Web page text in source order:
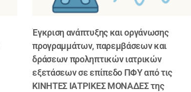
Έγκριση ανάπτυξης και οργάνωσης
προγραμμάτων, παρεμβάσεων και
δράσεων προληπτικών ιατρικών
εξετάσεων σε επίπεδο ΠΦΥ από τις
ΚΙΝΗΤΕΣ ΙΑΤΡΙΚΕΣ ΜΟΝΑΔΕΣ της